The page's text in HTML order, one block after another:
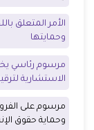
الأمر المتعلق
وحمايتها
مرسوم رئاسي
الاستشارية
مرسوم على
وحماية حقوق